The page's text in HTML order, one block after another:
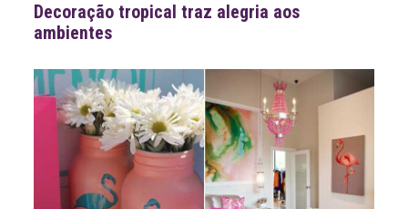
Decoração tropical traz alegria aos
ambientes